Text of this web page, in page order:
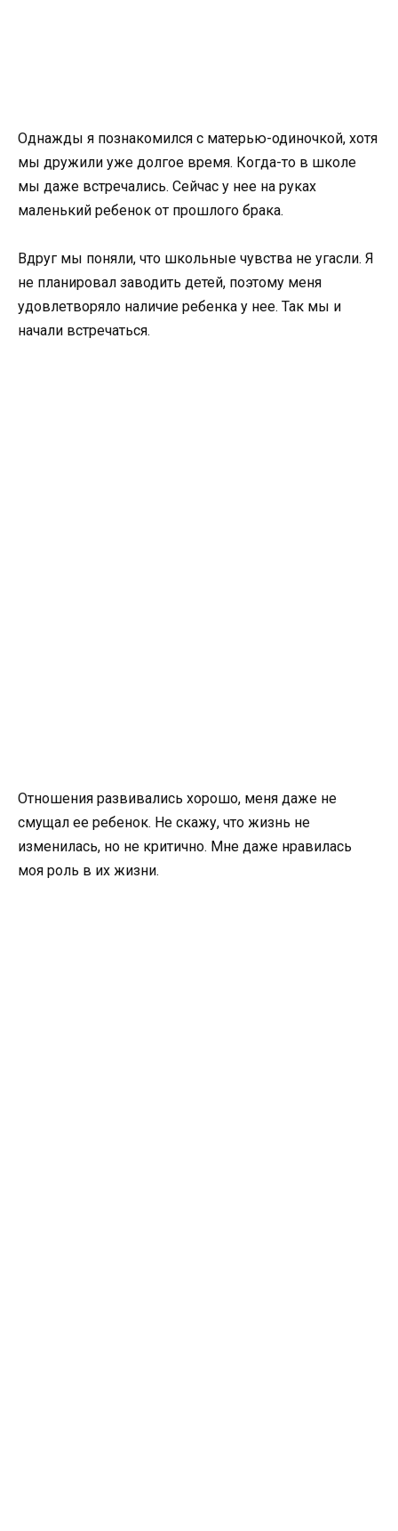
Однажды я познакомился с матерью-одиночкой, хотя
мы дружили уже долгое время. Когда-то в школе
мы даже встречались. Сейчас у нее на руках
маленький ребенок от прошлого брака.
Вдруг мы поняли, что школьные чувства не угасли. Я
не планировал заводить детей, поэтому меня
удовлетворяло наличие ребенка у нее. Так мы и
начали встречаться.
Отношения развивались хорошо, меня даже не
смущал ее ребенок. Не скажу, что жизнь не
изменилась, но не критично. Мне даже нравилась
моя роль в их жизни.